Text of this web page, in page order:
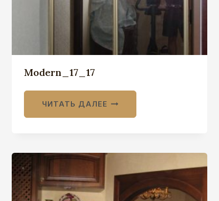
Modern_17_17
ЧИТАТЬ ДАЛЕЕ